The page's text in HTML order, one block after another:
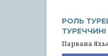
РОЛЬ
ТУРЕЧЧИНІ
Парвана